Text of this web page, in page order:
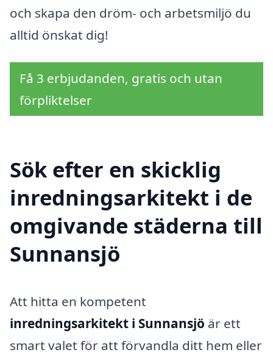
och skapa den dröm- och arbetsmiljö du
alltid önskat dig!
Få 3 erbjudanden, gratis och utan
förpliktelser
Sök efter en skicklig
inredningsarkitekt i de
omgivande städerna till
Sunnansjö
Att hitta en kompetent
inredningsarkitekt i Sunnansjö är ett
smart valet för att förvandla ditt hem eller